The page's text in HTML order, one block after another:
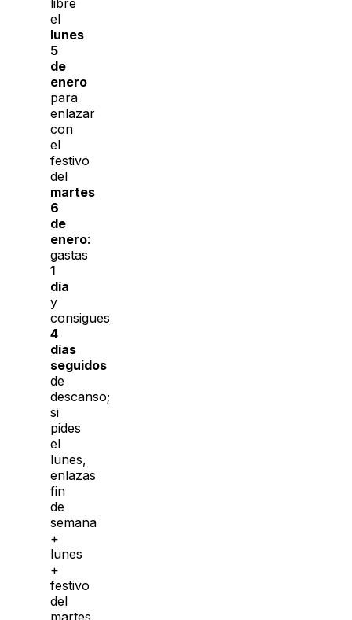
el
lunes
5
de
enero
para
enlazar
con
el
festivo
del
martes
6
de
enero:
gastas
1
día
y
consigues
4
días
seguidos
de
descanso;
si
pides
el
lunes,
enlazas
fin
de
semana
+
lunes
+
festivo
del
martes.